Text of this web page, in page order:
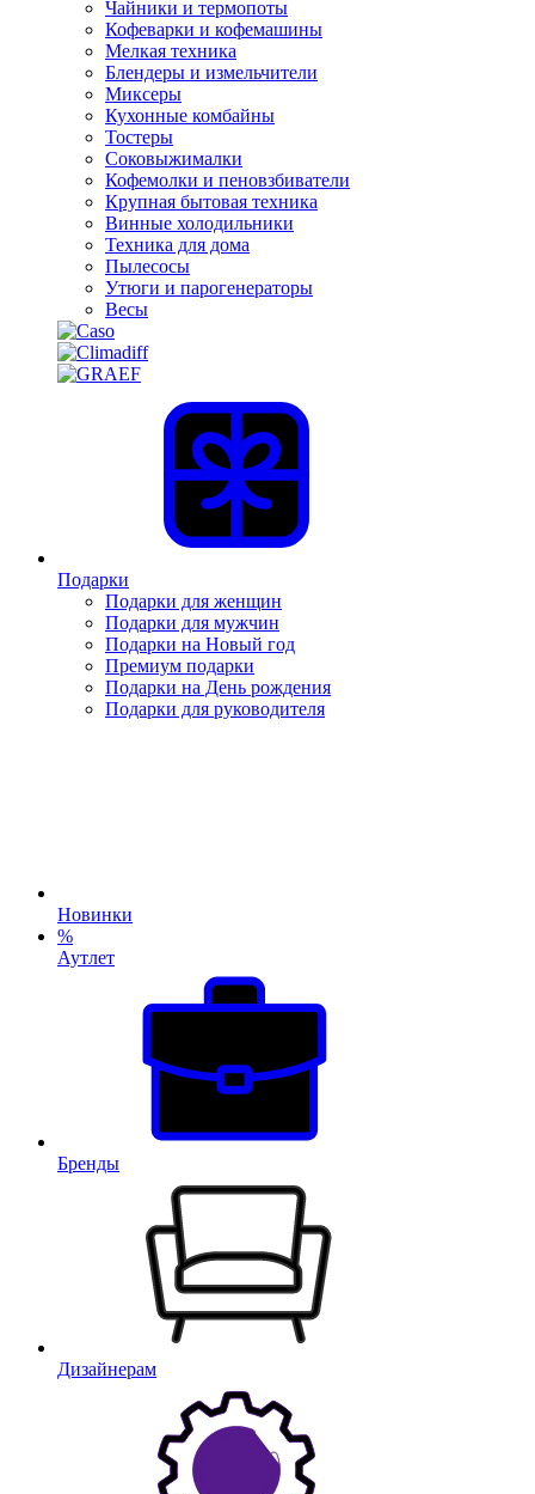
Чайники и термопоты
Кофеварки и кофемашины
Мелкая техника
Блендеры и измельчители
Миксеры
Кухонные комбайны
Тостеры
Соковыжималки
Кофемолки и пеновзбиватели
Крупная бытовая техника
Винные холодильники
Техника для дома
Пылесосы
Утюги и парогенераторы
Весы
Подарки
Подарки для женщин
Подарки для мужчин
Подарки на Новый год
Премиум подарки
Подарки на День рождения
Подарки для руководителя
Новинки
%
Аутлет
Бренды
Дизайнерам